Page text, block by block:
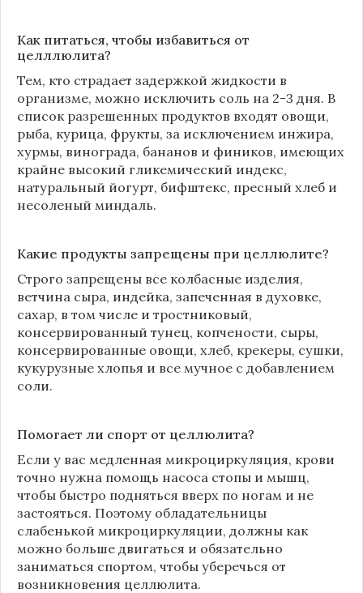
Как питаться, чтобы избавиться от
целллюлита?
Тем, кто страдает задержкой жидкости в
организме, можно исключить соль на 2-3 дня. В
список разрешенных продуктов входят овощи,
рыба, курица, фрукты, за исключением инжира,
хурмы, винограда, бананов и фиников, имеющих
крайне высокий гликемический индекс,
натуральный йогурт, бифштекс, пресный хлеб и
несоленый миндаль.
Какие продукты запрещены при целлюлите?
Строго запрещены все колбасные изделия,
ветчина сыра, индейка, запеченная в духовке,
сахар, в том числе и тростниковый,
консервированный тунец, копчености, сыры,
консервированные овощи, хлеб, крекеры, сушки,
кукурузные хлопья и все мучное с добавлением
соли.
Помогает ли спорт от целлюлита?
Если у вас медленная микроциркуляция, крови
точно нужна помощь насоса стопы и мышц,
чтобы быстро подняться вверх по ногам и не
застояться. Поэтому обладательницы
слабенькой микроциркуляции, должны как
можно больше двигаться и обязательно
заниматься спортом, чтобы уберечься от
возникновения целлюлита.